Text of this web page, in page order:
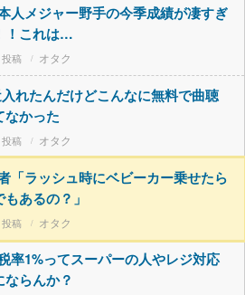
人メジャー野手の今季成績が凄すぎ
！これは…
オタク
れたんだけどこんなに無料で曲聴
なかった
オタク
「ラッシュ時にベビーカー乗せたら
あるの？」
オタク
率1%ってスーパーの人やレジ対応
らんか？